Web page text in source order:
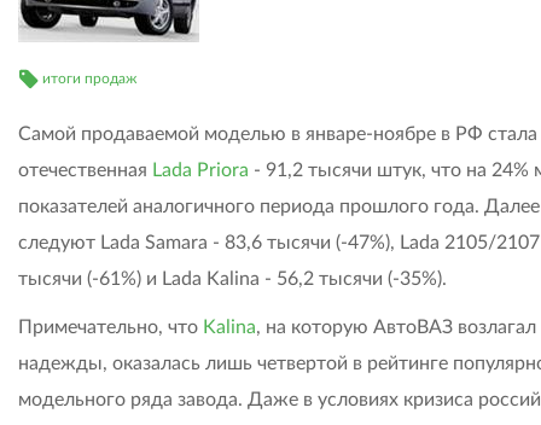
итоги продаж
Самой продаваемой моделью в январе-ноябре в РФ стала
отечественная Lada Priora - 91,2 тысячи штук, что на 24%
показателей аналогичного периода прошлого года. Далее
следуют Lada Samara - 83,6 тысячи (-47%), Lada 2105/
тысячи (-61%) и Lada Kalina - 56,2 тысячи (-35%).
Примечательно, что Kalina, на которую АвтоВАЗ
надежды, оказалась лишь четвертой в рейтинге
модельного ряда завода. Даже в условиях кризиса